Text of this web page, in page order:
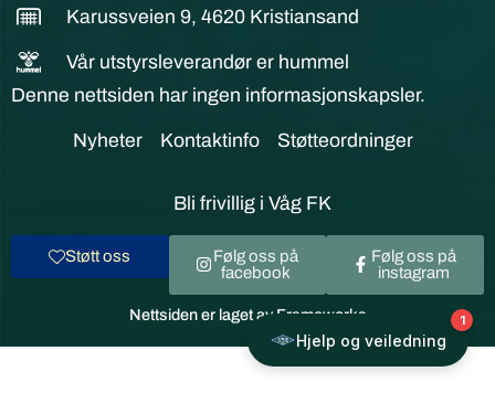
Karussveien 9, 4620 Kristiansand
Vår utstyrsleverandør er hummel
Denne nettsiden har ingen informasjonskapsler.
Nyheter Kontaktinfo Støtteordninger
Bli frivillig i Våg FK
Støtt oss
Følg oss på
facebook
Følg oss på
instagram
Nettsiden er laget av Frameworks